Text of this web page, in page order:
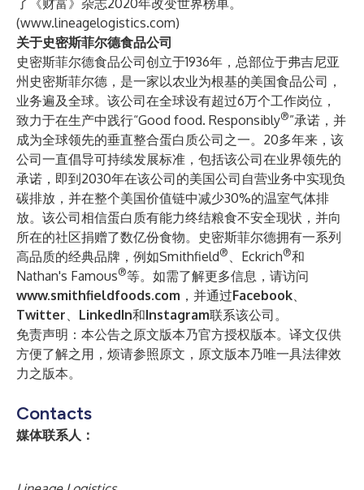
了《财富》杂志2020年改变世界榜单。
(www.lineagelogistics.com)
关于史密斯菲尔德食品公司
史密斯菲尔德食品公司创立于1936年，总部位于弗吉尼亚
州史密斯菲尔德，是一家以农业为根基的美国食品公司，
业务遍及全球。该公司在全球设有超过6万个工作岗位，
致力于在生产中践行“Good food. Responsibly®”承诺，并
成为全球领先的垂直整合蛋白质公司之一。20多年来，该
公司一直倡导可持续发展标准，包括该公司在业界领先的
承诺，即到2030年在该公司的美国公司自营业务中实现负
碳排放，并在整个美国价值链中减少30%的温室气体排
放。该公司相信蛋白质有能力终结粮食不安全现状，并向
所在的社区捐赠了数亿份食物。史密斯菲尔德拥有一系列
高品质的经典品牌，例如Smithfield® 、Eckrich®和
Nathan's Famous®等。如需了解更多信息，请访问
www.smithfieldfoods.com ，并通过Facebook、
Twitter、 LinkedIn和Instagram联系该公司。
免责声明：本公告之原文版本乃官方授权版本。译文仅供
方便了解之用，烦请参照原文，原文版本乃唯一具法律效
力之版本。
Contacts
媒体联系人：